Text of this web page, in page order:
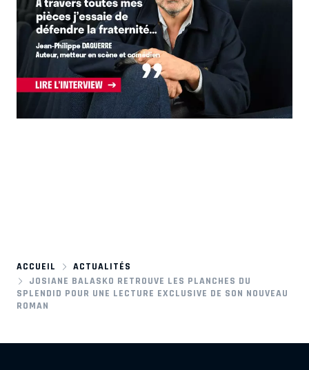
ACCUEIL
ACTUALITÉS
JOSIANE BALASKO RETROUVE LES PLANCHES DU
SPLENDID POUR UNE LECTURE EXCLUSIVE DE SON NOUVEAU
ROMAN